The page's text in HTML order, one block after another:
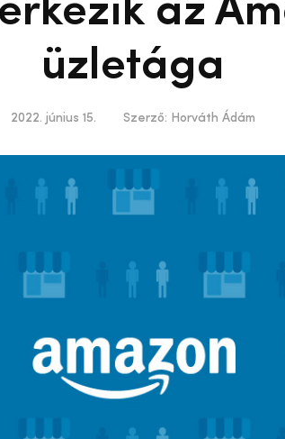
üzletága
2022. június 15. Szerző: Horváth Ádám